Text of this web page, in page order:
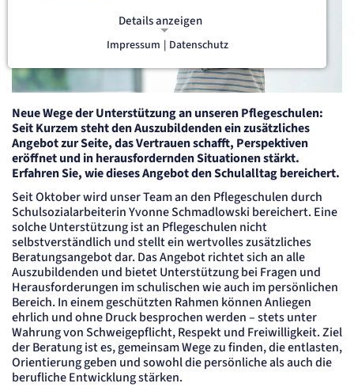
Neue Wege der Unterstützung an unseren Pflegeschulen:
Seit Kurzem steht den Auszubildenden ein zusätzliches
Angebot zur Seite, das Vertrauen schafft, Perspektiven
eröffnet und in herausfordernden Situationen stärkt.
Erfahren Sie, wie dieses Angebot den Schulalltag bereichert.
Seit Oktober wird unser Team an den Pflegeschulen durch
Schulsozialarbeiterin Yvonne Schmadlowski bereichert. Eine
solche Unterstützung ist an Pflegeschulen nicht
selbstverständlich und stellt ein wertvolles zusätzliches
Beratungsangebot dar. Das Angebot richtet sich an alle
Auszubildenden und bietet Unterstützung bei Fragen und
Herausforderungen im schulischen wie auch im persönlichen
Bereich. In einem geschützten Rahmen können Anliegen
ehrlich und ohne Druck besprochen werden – stets unter
Wahrung von Schweigepflicht, Respekt und Freiwilligkeit. Ziel
der Beratung ist es, gemeinsam Wege zu finden, die entlasten,
Orientierung geben und sowohl die persönliche als auch die
berufliche Entwicklung stärken.
Details anzeigen
NOTWENDIGE COOKIES
Notwendige Cookies ermöglichen
grundlegende Funktionen und sind für
die einwandfreie Funktion der Website
erforderlich.
etracker Sitzungs-Cookie
Name:
et_oi_v2
Anbieter:
etracker GmbH
Zweck:
Opt-In Cookie speichert die Entscheidung des Besuchers, wenn auf der Seite des
Kunden das Tracking Opt-In ausgespielt wird. Wird auch für ein eventuelles Opt-Out
verwendet.
Cookie Laufzeit:
"no" - 50 Jahre, "yes" - 480 Tage
Content-Management-System-
Cookie
Impressum | Datenschutz